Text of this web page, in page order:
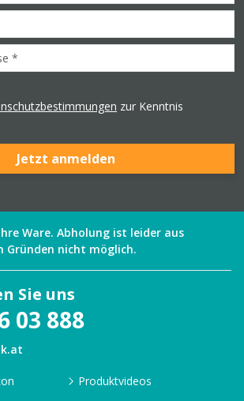
zur Kenntnis
Jetzt anmelden
Ware. Abholung ist leider aus
Gründen nicht möglich.
Sie uns
03 888
Produktvideos